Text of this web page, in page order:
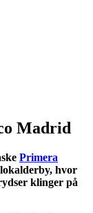
Madrid
Primera
hvor
klinger på